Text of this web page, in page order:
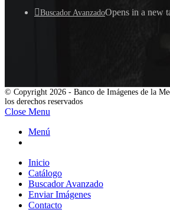
Buscador AvanzadoOpens in a new
© Copyright 2026 - Banco de Imágenes de la
los derechos reservados
Close Menu
Menú
Inicio
Catálogo
Buscador Avanzado
Enviar Imágenes
Contacto